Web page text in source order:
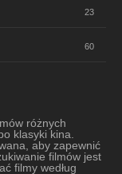
23
60
różnych
klasyki kina.
aby zapewnić
filmów jest
filmy według